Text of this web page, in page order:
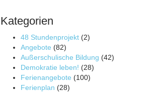
Kategorien
48 Stundenprojekt (2)
Angebote (82)
Außerschulische Bildung (42)
Demokratie leben! (28)
Ferienangebote (100)
Ferienplan (28)